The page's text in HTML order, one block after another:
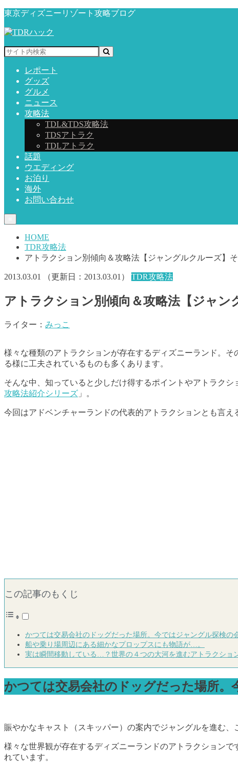
東京ディズニーリゾート攻略ブログ
レポート
グッズ
グルメ
ニュース
攻略法
TDL&TDS攻略法
TDSアトラク
TDLアトラク
話題
ウエディング
お泊り
海外
お問い合わせ
HOME
TDR攻略法
アトラクション別傾向＆攻略法【ジャングルクルーズ】そ
2013.03.01 （更新日： 2013.03.01 ） TDR攻略法
アトラクション別傾向＆攻略法【ジャン
ライター： みっこ
様々な種類のアトラクションが存在するディズニーランド。
る様に工夫されているものも多くあります。
そんな中、知っていると少しだけ得するポイントやアトラク
攻略法紹介シリーズ 」。
今回はアドベンチャーランドの代表的アトラクションとも言え
この記事のもくじ
かつては交易会社のドッグだった場所。今ではジャングル探検の
船や乗り場周辺にある細かなプロップスにも物語が…。
実は瞬間移動している…？世界の４つの大河を進むアトラクション
かつては交易会社のドッグだった場所。
賑やかなキャスト（スキッパー）の案内でジャングルを進む
様々な世界観が存在するディズニーランドのアトラクション
れています。